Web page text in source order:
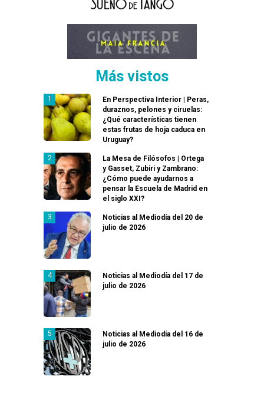
Más vistos
En Perspectiva Interior | Peras,
duraznos, pelones y ciruelas:
¿Qué características tienen
estas frutas de hoja caduca en
Uruguay?
La Mesa de Filósofos | Ortega
y Gasset, Zubiri y Zambrano:
¿Cómo puede ayudarnos a
pensar la Escuela de Madrid en
el siglo XXI?
Noticias al Mediodía del 20 de
julio de 2026
Noticias al Mediodía del 17 de
julio de 2026
Noticias al Mediodía del 16 de
julio de 2026